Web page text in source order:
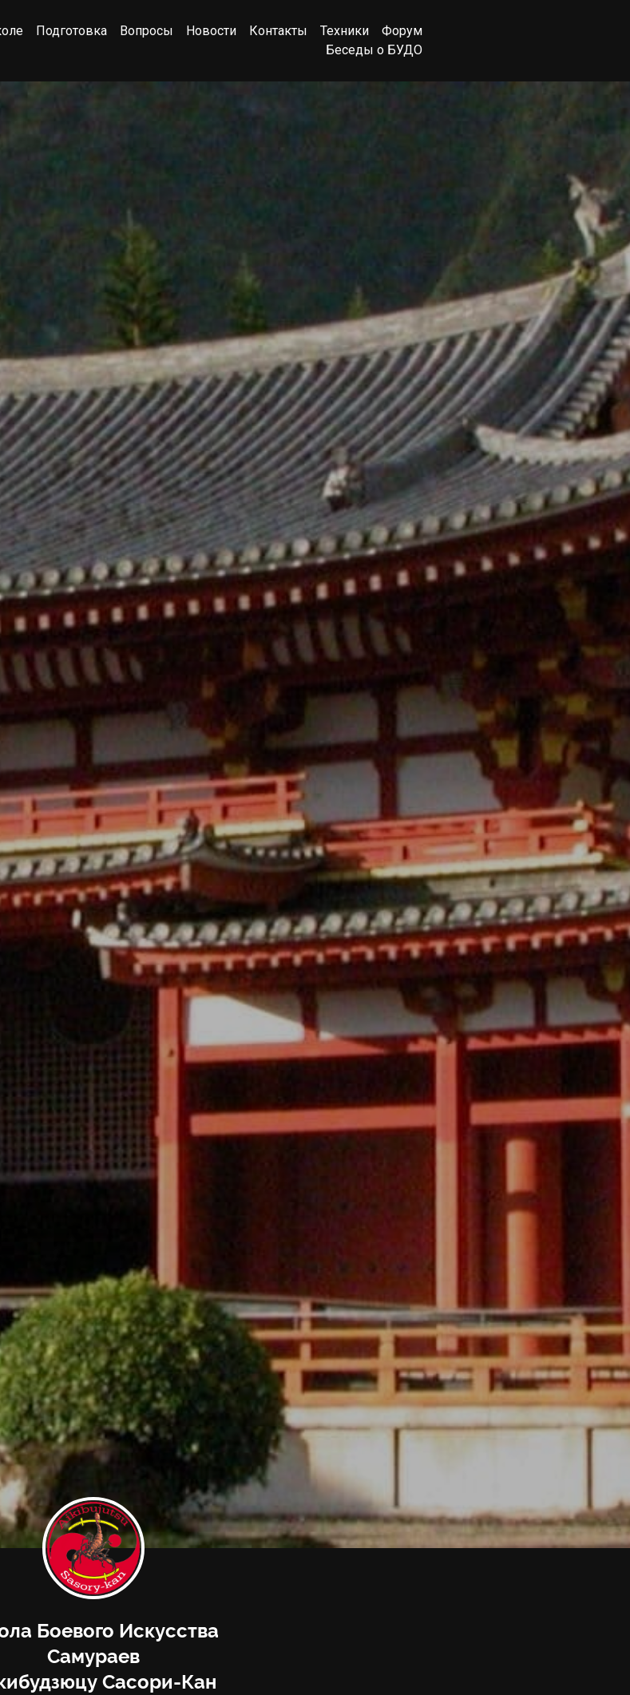
Подготовка Вопросы Новости Контакты Техники
Форум
Беседы о БУДО
Боевого Искусства
Самураев
Сасори-Кан